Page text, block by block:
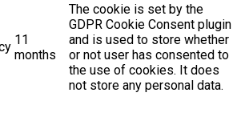
11
months
The cookie is set by the
GDPR Cookie Consent plugin
and is used to store whether
or not user has consented to
the use of cookies. It does
not store any personal data.